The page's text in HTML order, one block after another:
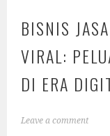
BISNIS
VIRAL:
DI ERA
Leave a comment